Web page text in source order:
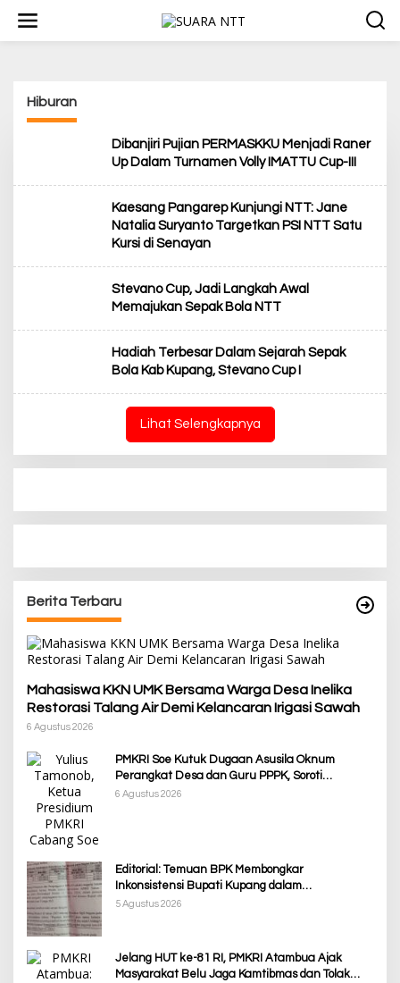
w
Hiburan
Dibanjiri Pujian PERMASKKU Menjadi Raner
Up Dalam Turnamen Volly IMATTU Cup-III
Kaesang Pangarep Kunjungi NTT: Jane
Natalia Suryanto Targetkan PSI NTT Satu
Kursi di Senayan
Stevano Cup, Jadi Langkah Awal
Memajukan Sepak Bola NTT
Hadiah Terbesar Dalam Sejarah Sepak
Bola Kab Kupang, Stevano Cup I
Lihat Selengkapnya
Berita Terbaru
Mahasiswa KKN UMK Bersama Warga Desa Inelika
Restorasi Talang Air Demi Kelancaran Irigasi Sawah
6 Agustus 2026
PMKRI Soe Kutuk Dugaan Asusila Oknum
Perangkat Desa dan Guru PPPK, Soroti
Ketimpangan Penanganan Pemkab TTS
6 Agustus 2026
Editorial: Temuan BPK Membongkar
Inkonsistensi Bupati Kupang dalam
Menjalankan Regulasi
5 Agustus 2026
Jelang HUT ke-81 RI, PMKRI Atambua Ajak
Masyarakat Belu Jaga Kamtibmas dan Tolak